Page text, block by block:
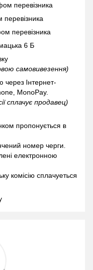
перевізника
перевізника
6 Б
самовивезення)
через Інтернет-
MonoPay.
сплачує продавец)
пропонується в
номер черги.
електронною
комісію сплачуеться